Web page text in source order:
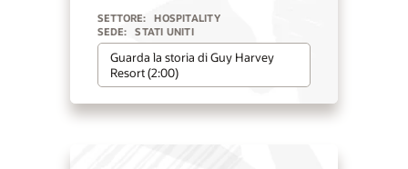
SETTORE:
HOSPITALITY
SEDE:
STATI UNITI
Guarda la storia di Guy Harvey
Resort (2:00)